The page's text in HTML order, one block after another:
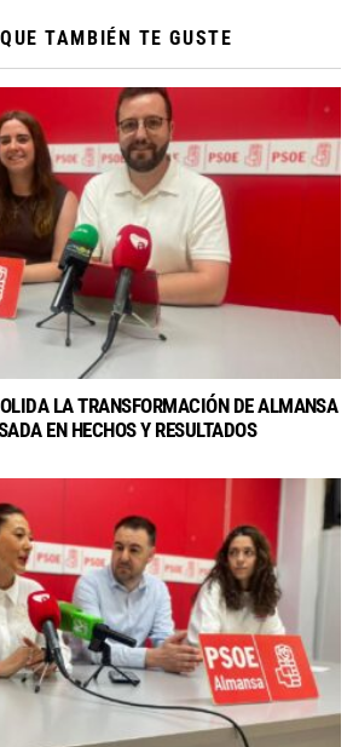
TAMBIÉN TE GUSTE
LA TRANSFORMACIÓN DE ALMANSA
EN HECHOS Y RESULTADOS